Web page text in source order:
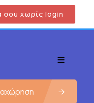
σου χωρίς login